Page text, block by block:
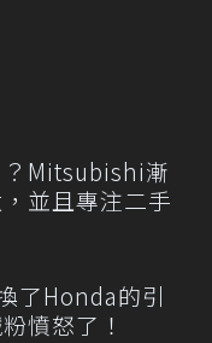
Mitsubishi漸
並且專注二手
了Honda的引
憤怒了！